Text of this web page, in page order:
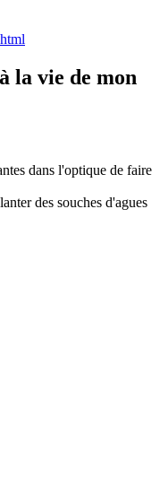
la vie de mon
dans l'optique de faire
des souches d'agues